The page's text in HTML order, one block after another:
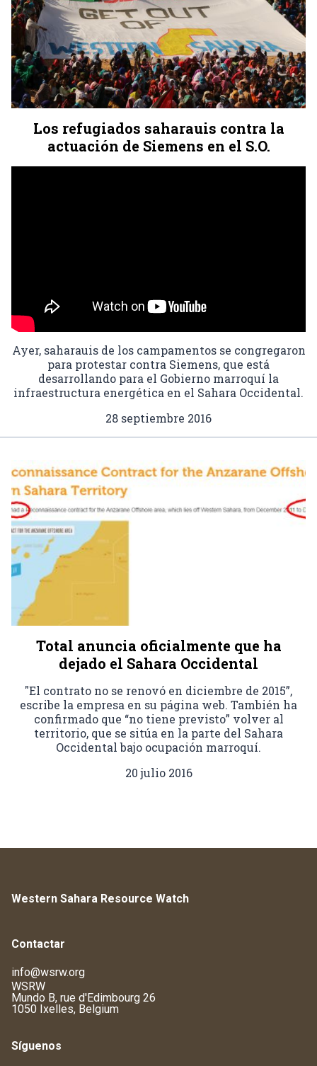
Los refugiados saharauis contra la
actuación de Siemens en el S.O.
Ayer, saharauis de los campamentos se congregaron
para protestar contra Siemens, que está
desarrollando para el Gobierno marroquí la
infraestructura energética en el Sahara Occidental.
28 septiembre 2016
Total anuncia oficialmente que ha
dejado el Sahara Occidental
"El contrato no se renovó en diciembre de 2015”,
escribe la empresa en su página web. También ha
confirmado que “no tiene previsto” volver al
territorio, que se sitúa en la parte del Sahara
Occidental bajo ocupación marroquí.
20 julio 2016
Western Sahara Resource Watch
Contactar
info@wsrw.org
WSRW
Mundo B, rue d'Edimbourg 26
1050 Ixelles, Belgium
Síguenos